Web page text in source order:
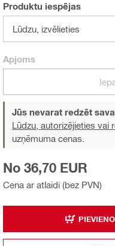
Produktu iespējas
Lūdzu, izvēlieties
Apjoms
Jūs nevarat redzēt
Lūdzu, autorizējieties vai
uzņēmuma cenas.
Cena ar atlaidi (bez PVN)
No 36,70 EUR